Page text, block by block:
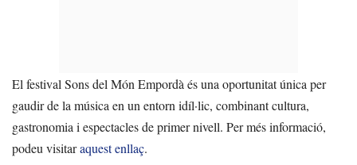
El festival Sons del Món Empordà és una oportunitat única per
gaudir de la música en un entorn idíl·lic, combinant cultura,
gastronomia i espectacles de primer nivell. Per més informació,
podeu visitaraquest enllaç.